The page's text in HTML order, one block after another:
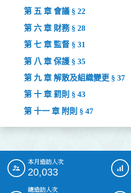
第 五 章 會議 § 22
第 六 章 財務 § 28
第 七 章 監督 § 31
第 八 章 保護 § 35
第 九 章 解散及組織變更 § 37
第 十 章 罰則 § 43
第 十一 章 附則 § 47
::: 本月造訪人次
20,033
總造訪人次